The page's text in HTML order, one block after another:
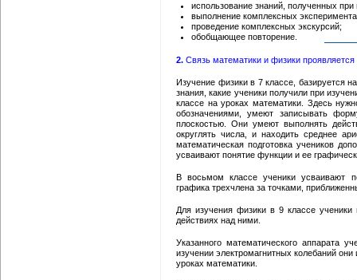
использование знаний, полученных при
выполнение комплексных
проведение комплексных экскурсий;
обобщающее повторение.
2. Связь математики и физики
Изучение физики в 7 классе, базируется
знания, какие ученики получили при
классе на уроках математики. Здесь
обозначениями, умеют записывать
плоскостью. Они умеют выполнять
округлять числа, и находить среднее
математическая подготовка учеников
усваивают понятие функции и ее
В восьмом классе ученики усваивают
графика трехчлена за точками,
Для изучения физики в 9 классе
действиях над ними.
Указанного математического аппарата
изучении электромагнитных колебаний
уроках математики.